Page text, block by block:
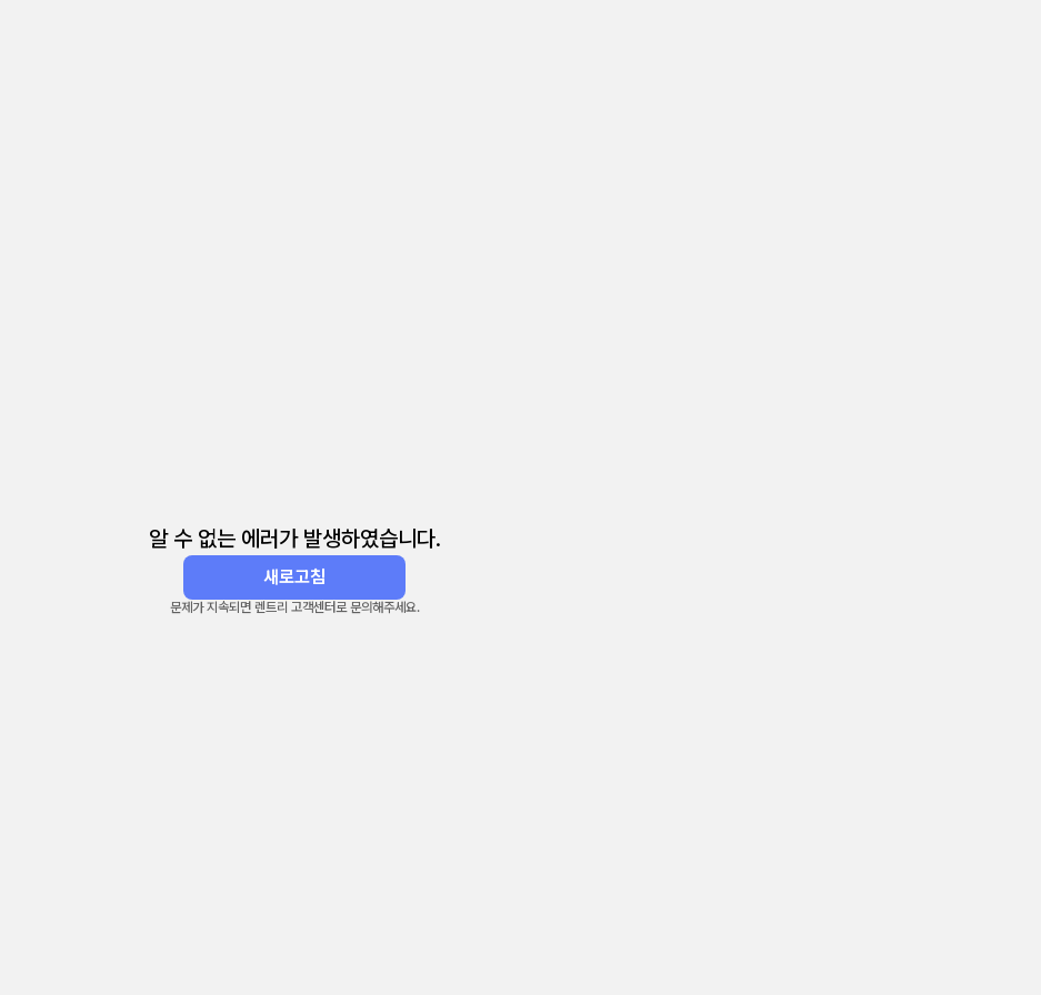
알 수 없는 에러가 발생하였습니다.
새로고침
문제가 지속되면 렌트리 고객센터로 문의해주세요.